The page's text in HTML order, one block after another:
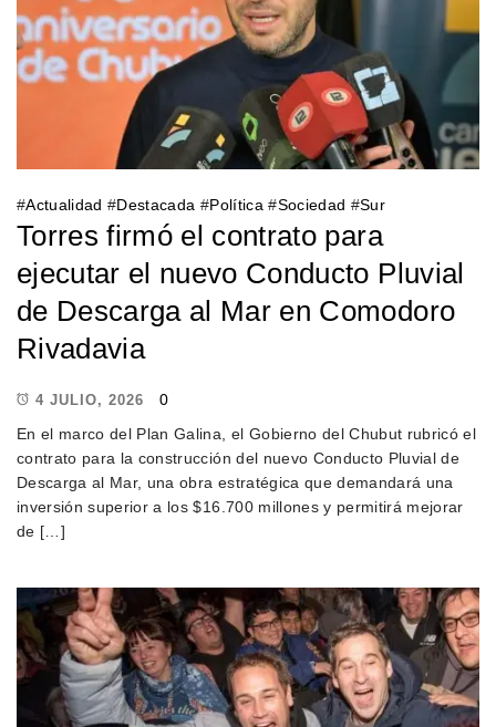
#Actualidad #Destacada #Política#Sociedad #Sur
Torres firmó el contrato para
ejecutar el nuevo Conducto Pluvial
de Descarga al Mar en Comodoro
Rivadavia
4 JULIO, 2026
0
En el marco del Plan Galina, el Gobierno del Chubut rubricó el
contrato para la construcción del nuevo Conducto Pluvial de
Descarga al Mar, una obra estratégica que demandará una
inversión superior a los $16.700 millones y permitirá mejorar
de […]